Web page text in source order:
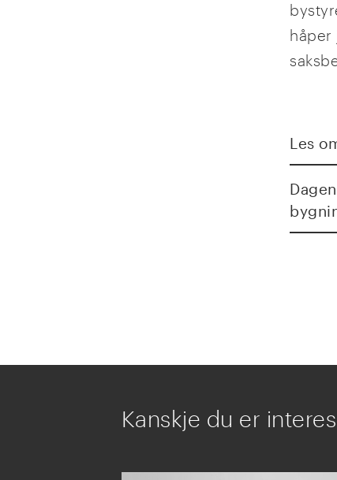
håper
Les
Kanskje du er